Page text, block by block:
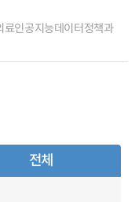
료인공지능데이터정책과
전체